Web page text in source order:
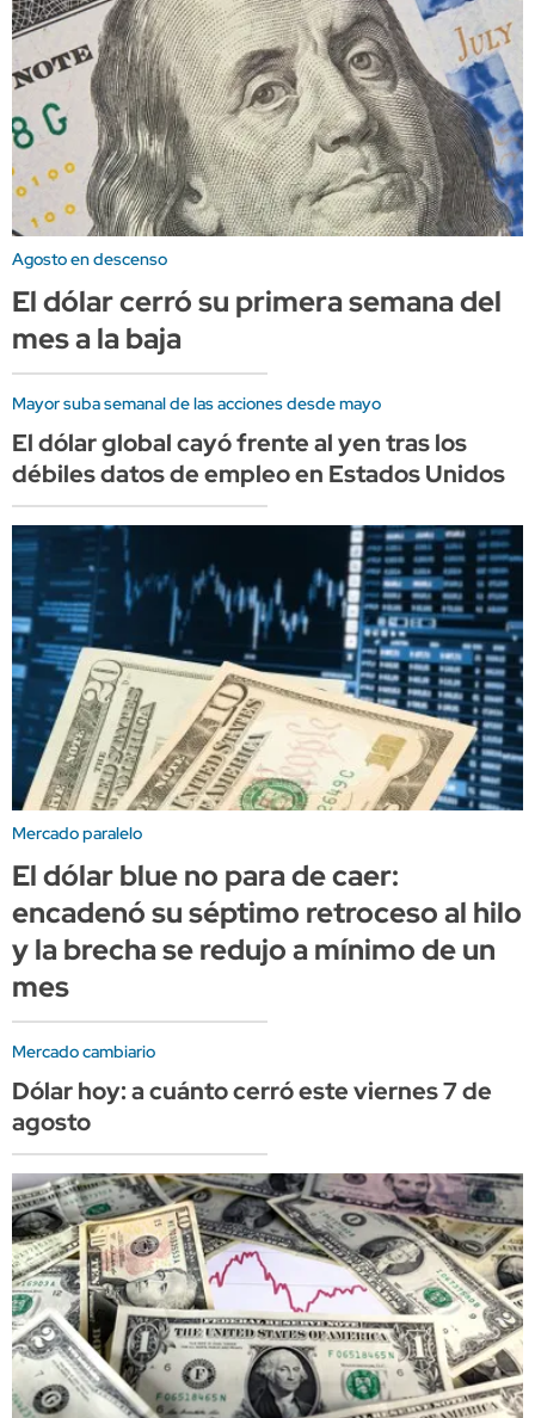
Agosto en descenso
El dólar cerró su primera semana del
mes a la baja
Mayor suba semanal de las acciones desde mayo
El dólar global cayó frente al yen tras los
débiles datos de empleo en Estados Unidos
Mercado paralelo
El dólar blue no para de caer:
encadenó su séptimo retroceso al hilo
y la brecha se redujo a mínimo de un
mes
Mercado cambiario
Dólar hoy: a cuánto cerró este viernes 7 de
agosto